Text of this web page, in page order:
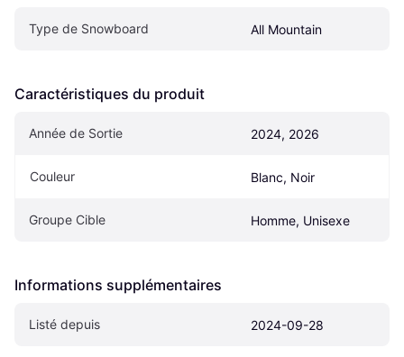
Type de Snowboard All Mountain
Caractéristiques du produit
Année de Sortie 2024, 2026
Couleur Blanc, Noir
Groupe Cible Homme, Unisexe
Informations supplémentaires
Listé depuis 2024-09-28